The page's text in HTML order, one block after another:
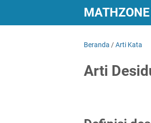
MATHZONE
Beranda /Arti Kata
Arti